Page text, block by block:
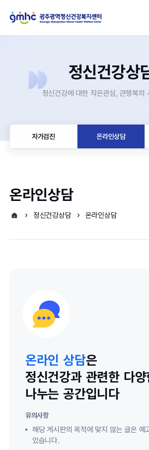
정신건강상
정신건강에 대한 작은관심, 큰행복의
자가검진 온라인상담
온라인상담
정신건강상담 온라인상담
온라인 상담은
정신건강과 관련한 다
나누는 공간입니다
유의사항
해당 게시판의 목적에 맞지 않는 글은 예
있습니다.